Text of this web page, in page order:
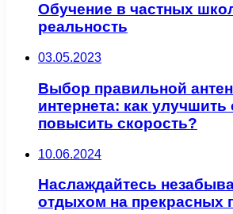
Обучение в частных
реальность
03.05.2023
Выбор правильной
интернета: как улучшить
повысить скорость?
10.06.2024
Наслаждайтесь
отдыхом на прекрасных